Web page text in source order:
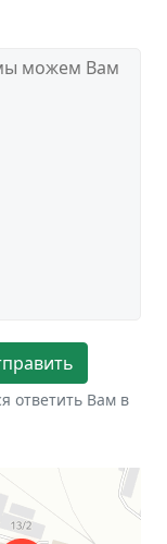
можем Вам
ответить Вам в
Карты